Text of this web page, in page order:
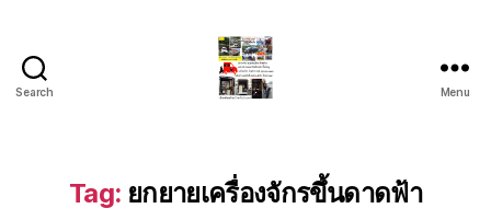
Search
สไลด์
ใน
Menu
Tag: ยกยายเครื่องจักรขึ้นดาดฟ้า